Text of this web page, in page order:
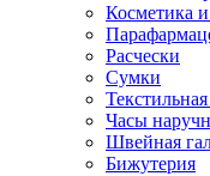
Косметика
Расчески
Сумки
Часы
Швейная
Бижутерия